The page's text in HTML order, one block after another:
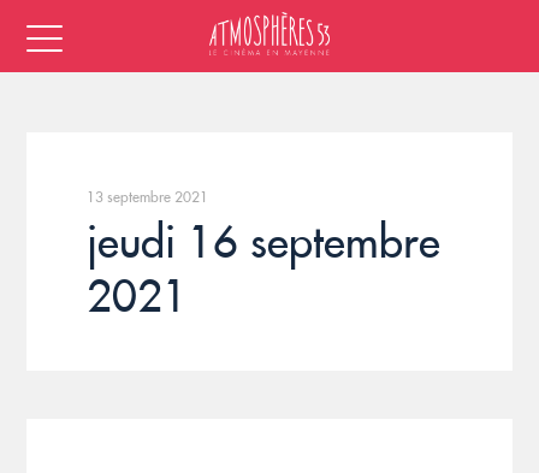
13 septembre 2021
jeudi 16 septembre
2021